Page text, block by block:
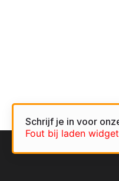
Schrijf je in voor
Fout bij laden